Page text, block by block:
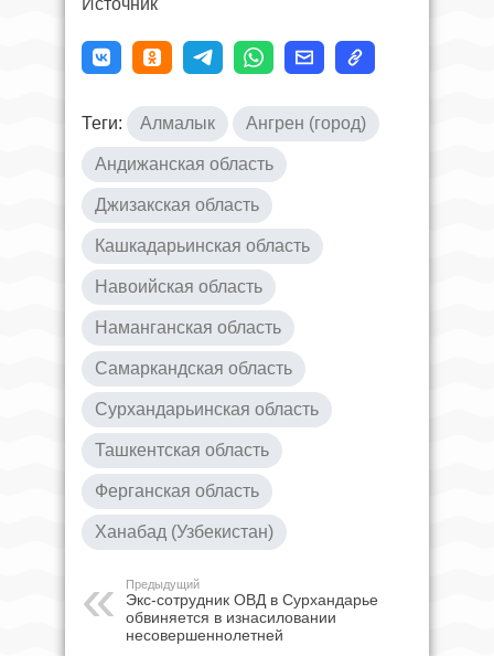
Источник
Теги: Алмалык Ангрен (город)
Андижанская область
Джизакская область
Кашкадарьинская область
Навоийская область
Наманганская область
Самаркандская область
Сурхандарьинская область
Ташкентская область
Ферганская область
Ханабад (Узбекистан)
Предыдущий
Экс-сотрудник ОВД в Сурхандарье
обвиняется в изнасиловании
несовершеннолетней